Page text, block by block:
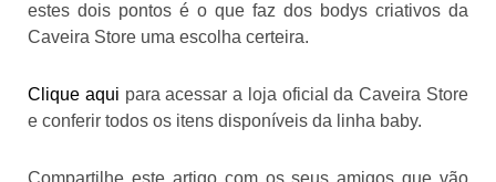
estes dois pontos é o que faz dos bodys criativos da
Caveira Store uma escolha certeira.
Clique aqui para acessar a loja oficial da Caveira Store
e conferir todos os itens disponíveis da linha baby.
Compartilhe este artigo com os seus amigos que vão